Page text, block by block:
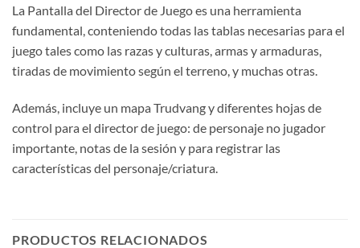
La Pantalla del Director de Juego es una herramienta
fundamental, conteniendo todas las tablas necesarias para el
juego tales como las razas y culturas, armas y armaduras,
tiradas de movimiento según el terreno, y muchas otras.
Además, incluye un mapa Trudvang y diferentes hojas de
control para el director de juego: de personaje no jugador
importante, notas de la sesión y para registrar las
características del personaje/criatura.
PRODUCTOS RELACIONADOS